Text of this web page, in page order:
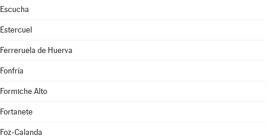
Escucha
Estercuel
Ferreruela de Huerva
Fonfría
Formiche Alto
Fortanete
Foz-Calanda